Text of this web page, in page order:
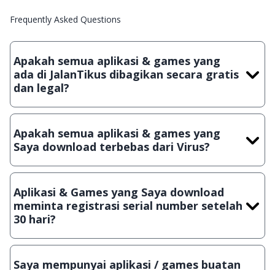
Frequently Asked Questions
Apakah semua aplikasi & games yang
ada di JalanTikus dibagikan secara gratis
dan legal?
Ya, JalanTikus hanya membagikan aplikasi & games yang
crack, patch atau semacamnya.
Apakah semua aplikasi & games yang
Saya download terbebas dari Virus?
Ya, JalanTikus selalu melakukan scanning dengan 3 jenis
suatu aplikasi atau games, sehingga bisa dijamin 100%
terbebas dari virus.
Aplikasi & Games yang Saya download
meminta registrasi serial number setelah
30 hari?
Meskipun dibagikan secara gratis, namun ada beberapa
Saya mempunyai aplikasi / games buatan